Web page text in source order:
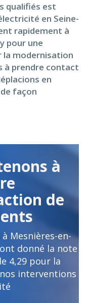
qualifiés est
en Seine-
rapidement à
pour une
modernisation
à prendre contact
en
façon
à
de
Mesnières-en-
donné la note
4,29 pour la
interventions